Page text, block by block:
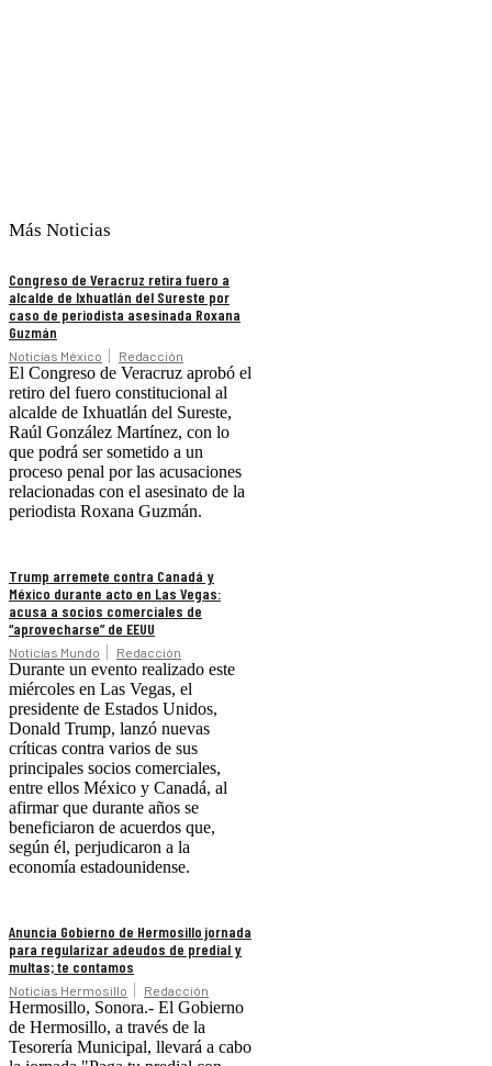
Más Noticias
Congreso de Veracruz retira fuero a
alcalde de Ixhuatlán del Sureste por
caso de periodista asesinada Roxana
Guzmán
Noticias México Redacción
El Congreso de Veracruz aprobó el
retiro del fuero constitucional al
alcalde de Ixhuatlán del Sureste,
Raúl González Martínez, con lo
que podrá ser sometido a un
proceso penal por las acusaciones
relacionadas con el asesinato de la
periodista Roxana Guzmán.
Trump arremete contra Canadá y
México durante acto en Las Vegas:
acusa a socios comerciales de
“aprovecharse” de EEUU
Noticias Mundo Redacción
Durante un evento realizado este
miércoles en Las Vegas, el
presidente de Estados Unidos,
Donald Trump, lanzó nuevas
críticas contra varios de sus
principales socios comerciales,
entre ellos México y Canadá, al
afirmar que durante años se
beneficiaron de acuerdos que,
según él, perjudicaron a la
economía estadounidense.
Anuncia Gobierno de Hermosillo jornada
para regularizar adeudos de predial y
multas; te contamos
Noticias Hermosillo Redacción
Hermosillo, Sonora.- El Gobierno
de Hermosillo, a través de la
Tesorería Municipal, llevará a cabo